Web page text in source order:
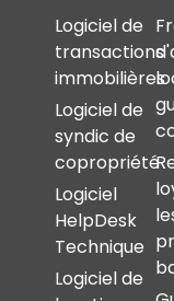
Logiciel de
transactions
immobilières
Logiciel de
syndic de
copropriété
Logiciel
HelpDesk
Technique
Logiciel de